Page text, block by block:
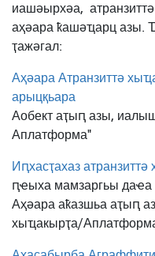
иашәырхәа,
аҳәара ҟашәҵарц
ҭажәгал:
Аҳәара Атранзиттә
арыцқьара
Аобект аҭыԥ азы,
Аплатформа"
Иԥхасҭахаз
ԥҽыха мамзаргьы даҽа
Аҳәара аҟазшьа аҭыԥ
хыҵакырҭа/